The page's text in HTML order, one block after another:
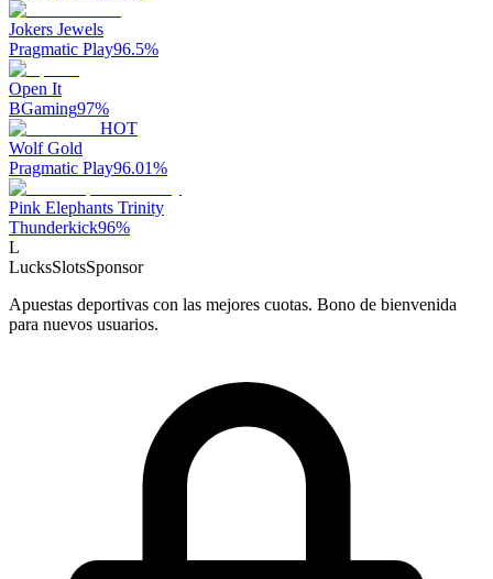
Jokers Jewels
Pragmatic Play96.5%
Open It
BGaming97%
HOT
Wolf Gold
Pragmatic Play96.01%
Pink Elephants Trinity
Thunderkick96%
L
LucksSlotsSponsor
Apuestas deportivas con las mejores cuotas. Bono de bienvenida
para nuevos usuarios.